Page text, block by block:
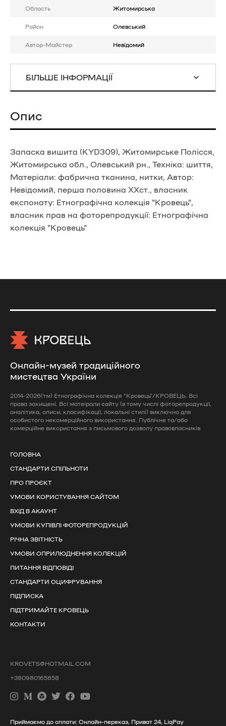
Область Житомирська
Район Олевський
Автор-Майстер Невідомий
БІЛЬШЕ ІНФОРМАЦІЇ
Опис
Запаска вишита (KYD309), Житомирське Полісся,
Житомирська обл., Олевський рн., Техніка: шиття,
Матеріали: фабрична тканина, нитки, Автор:
Невідомий, перша половина ХХст., власник
експонату: Етнографічна колекція "Кровець",
власник прав на фоторепродукції: Етнографічна
колекція "Кровець"
Онлайн-музей традиційного
мистецтва України
2014-2026(тм) Етнографічна колекція "Кровець"/КРОВЕЦЬ. Всі
права захищені. Всі матеірали сайту (в тому числі фоторепродукції,
аналітика, описи, класифікації, локальні стилі) виключно для
особистого некомерційного використання. Публічне та/або
комерційне використання з письмового дозволу правовласників
ГОЛОВНА
СТАНДАРТИ СПІЛЬНОТИ
ПРО ПРОЄКТ
УМОВИ КОРИСТУВАННЯ САЙТОМ
ВХІД В АКАУНТ
УМОВИ КУПІВЛІ ФОТОРЕПРОДУКЦІЙ
РІЧНА ЗВІТНІСТЬ
УМОВИ ОПРИЛЮДНЕННЯ КОЛЕКЦІЙ
ПИТАННЯ ВІДПОВІДІ
СТАНДАРТИ ОЦИФРУВАННЯ
ПІДПИСКА
ПІДТРИМАЙТЕ КРОВЕЦЬ
КОНТАКТИ
KROVETS@HOTMAIL.COM
+380980165858
Приймаємо до оплати: Онлайн-переказ, Приват 24, LiqPay